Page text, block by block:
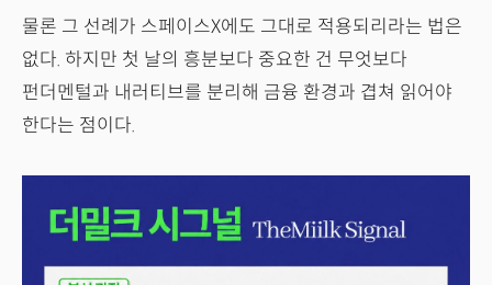
물론 그 선례가 스페이스X에도 그대로 적용되리라는 법은
없다. 하지만 첫 날의 흥분보다 중요한 건 무엇보다
펀더멘털과 내러티브를 분리해 금융 환경과 겹쳐 읽어야
한다는 점이다.